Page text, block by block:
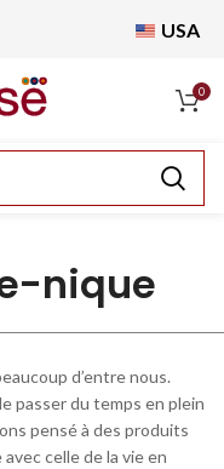
USA
0
nique
d’entre nous.
passer du temps en plein
pensé à des produits
celle de la vie en